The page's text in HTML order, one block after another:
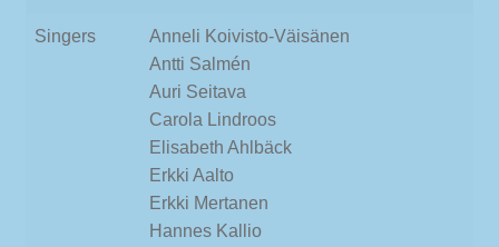
Singers
Anneli Koivisto-Väisänen
Antti Salmén
Auri Seitava
Carola Lindroos
Elisabeth Ahlbäck
Erkki Aalto
Erkki Mertanen
Hannes Kallio